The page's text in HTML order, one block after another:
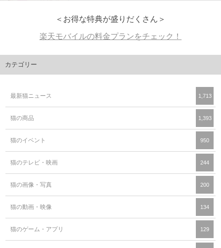
＜お得な特典が盛りだくさん＞
楽天モバイルの料金プランをチェック！
カテゴリー
最新猫ニュース 1,713
猫の商品 1,393
猫のイベント 950
猫のテレビ・映画 244
猫の画像・写真 200
猫の動画・映像 134
猫のゲーム・アプリ 129